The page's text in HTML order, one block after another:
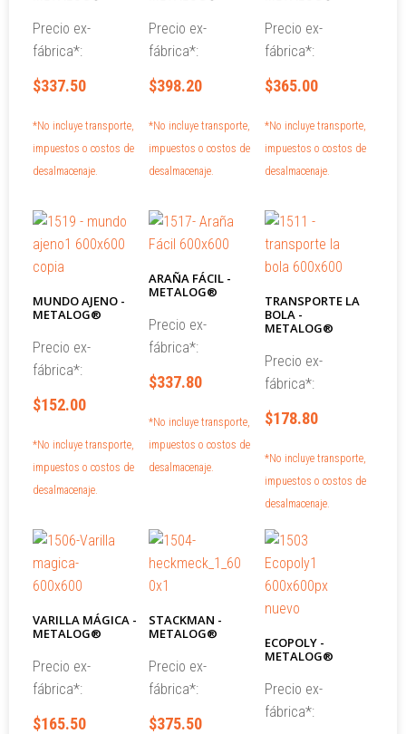
Precio ex-
fábrica*:
$337.50
*No incluye transporte,
impuestos o costos de
desalmacenaje.
Precio ex-
fábrica*:
$398.20
*No incluye transporte,
impuestos o costos de
desalmacenaje.
Precio ex-
fábrica*:
$365.00
*No incluye transporte,
impuestos o costos de
desalmacenaje.
MUNDO AJENO -
METALOG®
Precio ex-
fábrica*:
$152.00
*No incluye transporte,
impuestos o costos de
desalmacenaje.
ARAÑA FÁCIL -
METALOG®
Precio ex-
fábrica*:
$337.80
*No incluye transporte,
impuestos o costos de
desalmacenaje.
TRANSPORTE LA
BOLA -
METALOG®
Precio ex-
fábrica*:
$178.80
*No incluye transporte,
impuestos o costos de
desalmacenaje.
VARILLA MÁGICA -
METALOG®
Precio ex-
fábrica*:
$165.50
STACKMAN -
METALOG®
Precio ex-
fábrica*:
$375.50
ECOPOLY -
METALOG®
Precio ex-
fábrica*: